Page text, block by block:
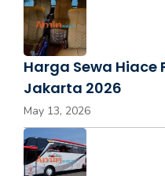
Harga Sewa Hiace
Jakarta 2026
May 13, 2026